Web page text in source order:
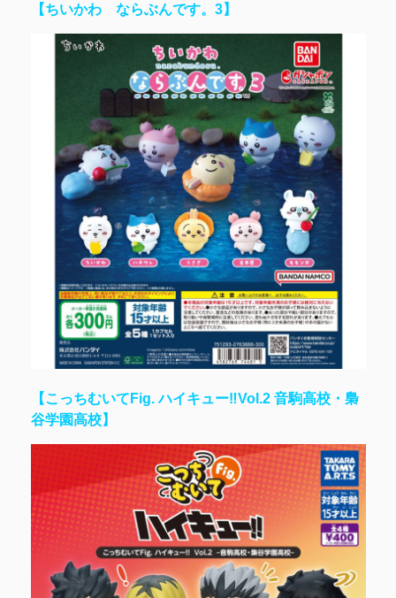
【ちいかわ ならぶんです。3】
【こっちむいてFig. ハイキュー‼︎Vol.2 音駒高校・梟
谷学園高校】